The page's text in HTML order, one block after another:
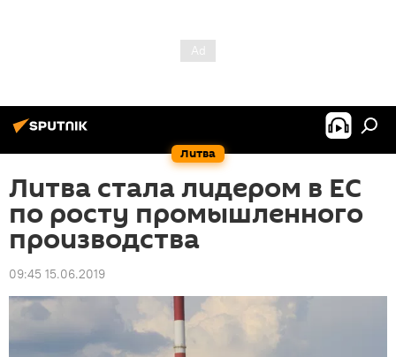
Литва
Литва стала лидером в ЕС
по росту промышленного
производства
09:45 15.06.2019